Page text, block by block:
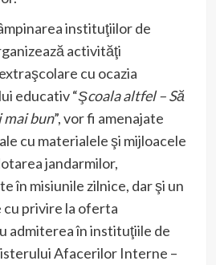
instituţiilor de
activităţi
cu ocazia
educativ “Şcoala altfel – Să
bun”, vor fi amenajate
cu materialele şi mijloacele
jandarmilor,
în misiunile zilnice, dar şi un
privire la oferta
admiterea în instituţiile de
Afacerilor Interne –